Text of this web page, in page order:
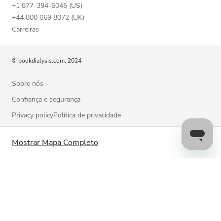
Mostrar Mapa Completo
+1 877-394-6045 (US)
+44 800 069 8072 (UK)
Carreiras
© bookdialysis.com, 2024
Sobre nós
Confiança e segurança
Privacy policyPolítica de privacidade
Política de cookies